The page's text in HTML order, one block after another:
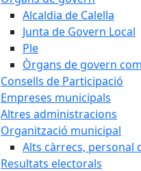
Alcaldia de Calella
Junta de Govern Local
Ple
Òrgans de govern
Consells de Participació
Empreses municipals
Altres administracions
Organització municipal
Alts càrrecs, personal
Resultats electorals